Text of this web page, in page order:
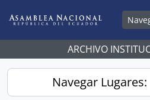
ARCHIVO
Navegar Lugares: